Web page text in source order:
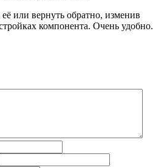
или вернуть обратно, изменив
компонента. Очень удобно.